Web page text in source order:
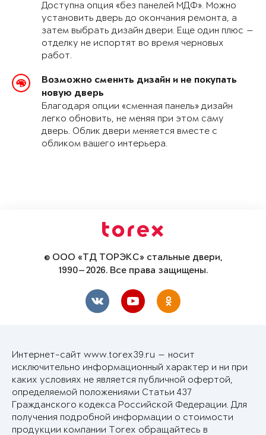
Доступна опция «без панелей МДФ». Можно
установить дверь до окончания ремонта, а
затем выбрать дизайн двери. Еще один плюс —
отделку не испортят во время черновых
работ.
Возможно сменить дизайн и не покупать
новую дверь
Благодаря опции «сменная панель» дизайн
легко обновить, не меняя при этом саму
дверь. Облик двери меняется вместе с
обликом вашего интерьера.
© ООО «ТД ТОРЭКС» стальные двери,
1990—2026. Все права защищены.
Интернет-сайт www.torex39.ru — носит
исключительно информационный характер и ни при
каких условиях не является публичной офертой,
определяемой положениями Статьи 437
Гражданского кодекса Российской Федерации. Для
получения подробной информации о стоимости
продукции компании Torex обращайтесь в